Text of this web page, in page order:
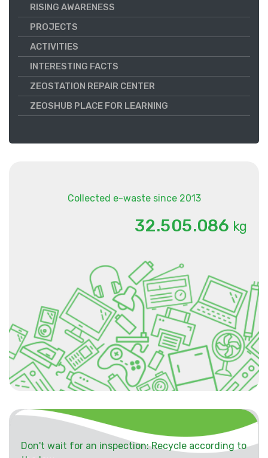
RISING AWARENESS
PROJECTS
ACTIVITIES
INTERESTING FACTS
ZEOSTATION REPAIR CENTER
ZEOSHUB PLACE FOR LEARNING
Collected e-waste since 2013
32.505.086 kg
Don't wait for an inspection: Recycle according to